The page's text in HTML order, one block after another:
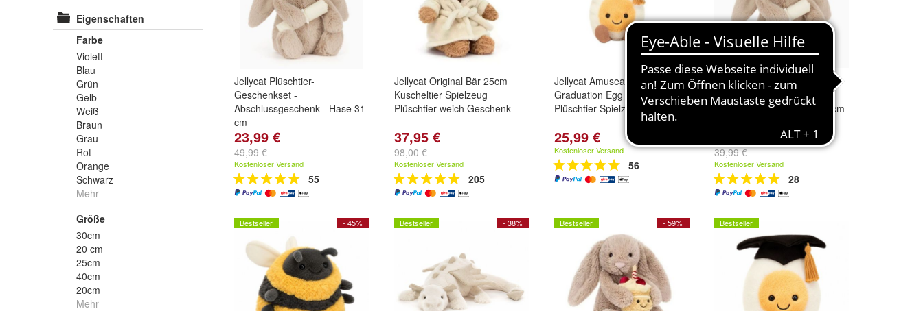
Eigenschaften
Farbe
Violett
Blau
Grün
Gelb
Weiß
Braun
Grau
Rot
Orange
Schwarz
Mehr
Größe
30cm
20 cm
25cm
40cm
20cm
Mehr
Jellycat Plüschtier-
Geschenkset -
Abschlussgeschenk - Hase 31
cm
23,99 €
49,99 €
Kostenloser Versand
55
Jellycat Original Bär 25cm
Kuscheltier Spielzeug
Plüschtier weich Geschenk
37,95 €
98,00 €
Kostenloser Versand
205
Jellycat Amuseable Boiled Egg
Graduation Egg Soft Beanie
Plüschtier Spielzeug
25,99 €
Kostenloser Versand
56
Jellycat Plüschtier mit
Verpackungsbeutel,
Abschlussedition Hase, 31 cm
39,99 €
Kostenloser Versand
28
- 45%
Bestseller - 38%
Bestseller - 59%
Bestseller Bestseller